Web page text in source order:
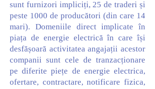
sunt furnizori impliciți, 25 de traderi și
peste 1000 de producători (din care 14
mari). Domeniile direct implicate în
piața de energie electrică în care își
desfășoară activitatea angajații acestor
companii sunt cele de tranzacționare
pe diferite piețe de energie electrica,
ofertare, contractare, notificare fizica,